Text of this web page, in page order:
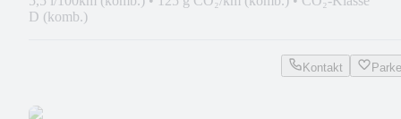
D (komb.)
Kontakt